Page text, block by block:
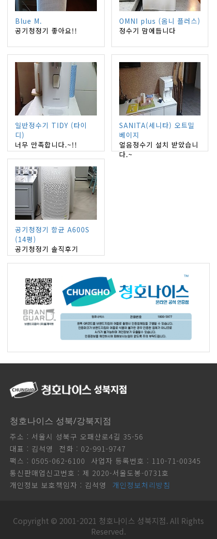
Blue M.
공기청정기 좋아요!!
OMNI plus (옴니 플러스)
정수기 맘에듭니다
일반정수기 TIDY (타이
디)
너무 만족합니다.~!!
SANITA(세니타) 오트밀
베이지
얼음정수기 설치 받았습니
다.~
공기청정기 항균 A600S
(14평)
공기청정기 솔직후기
청호나이스 성북/강북지점
주소 : 서울시 성북구 오패산로4길 35-56
대표 : 김석영
전화 : 02-991-9747
팩스 : 0505-062-6100
사업자 등록번호 : 110-71-00345
통신판매업신고번호 : 제 2020-서울도봉-0731호
개인정보 보호책임자 : 김석영
개인정보처리방침
Copyright © 2001-2021 청호나이스 성북지점. All Rights
Reserved.